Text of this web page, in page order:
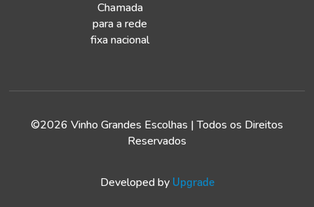
Chamada
para a rede
fixa nacional
©2026 Vinho Grandes Escolhas | Todos os Direitos
Reservados
Developed by Upgrade